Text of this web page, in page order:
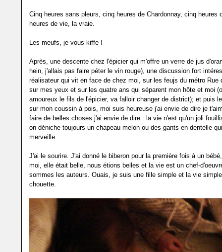
Cinq heures sans pleurs, cinq heures de Chardonnay, cinq heures
heures de vie, la vraie.
Les meufs, je vous kiffe !
Après, une descente chez l'épicier qui m'offre un verre de jus
hein, j'allais pas faire péter le vin rouge), une discussion fort
réalisateur qui vit en face de chez moi, sur les feujs du métro Rue
sur mes yeux et sur les quatre ans qui séparent mon hôte et moi
amoureux le fils de l'épicier, va falloir changer de district); et puis
sur mon coussin à pois, moi suis heureuse j'ai envie de dire je
faire de belles choses j'ai envie de dire : la vie n'est qu'un joli
on déniche toujours un chapeau melon ou des gants en dentelle
merveille.
J'ai le sourire. J'ai donné le biberon pour la première fois à un
moi, elle était belle, nous étions belles et la vie est un chef-
sommes les auteurs. Ouais, je suis une fille simple et la vie
chouette.